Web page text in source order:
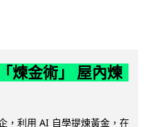
煉金術」 屋內煉
，利用 AI 自學提煉黃金，在